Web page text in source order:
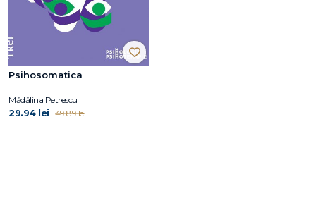
Psihosomatica
Mădălina Petrescu
29.94 lei 49.89 lei